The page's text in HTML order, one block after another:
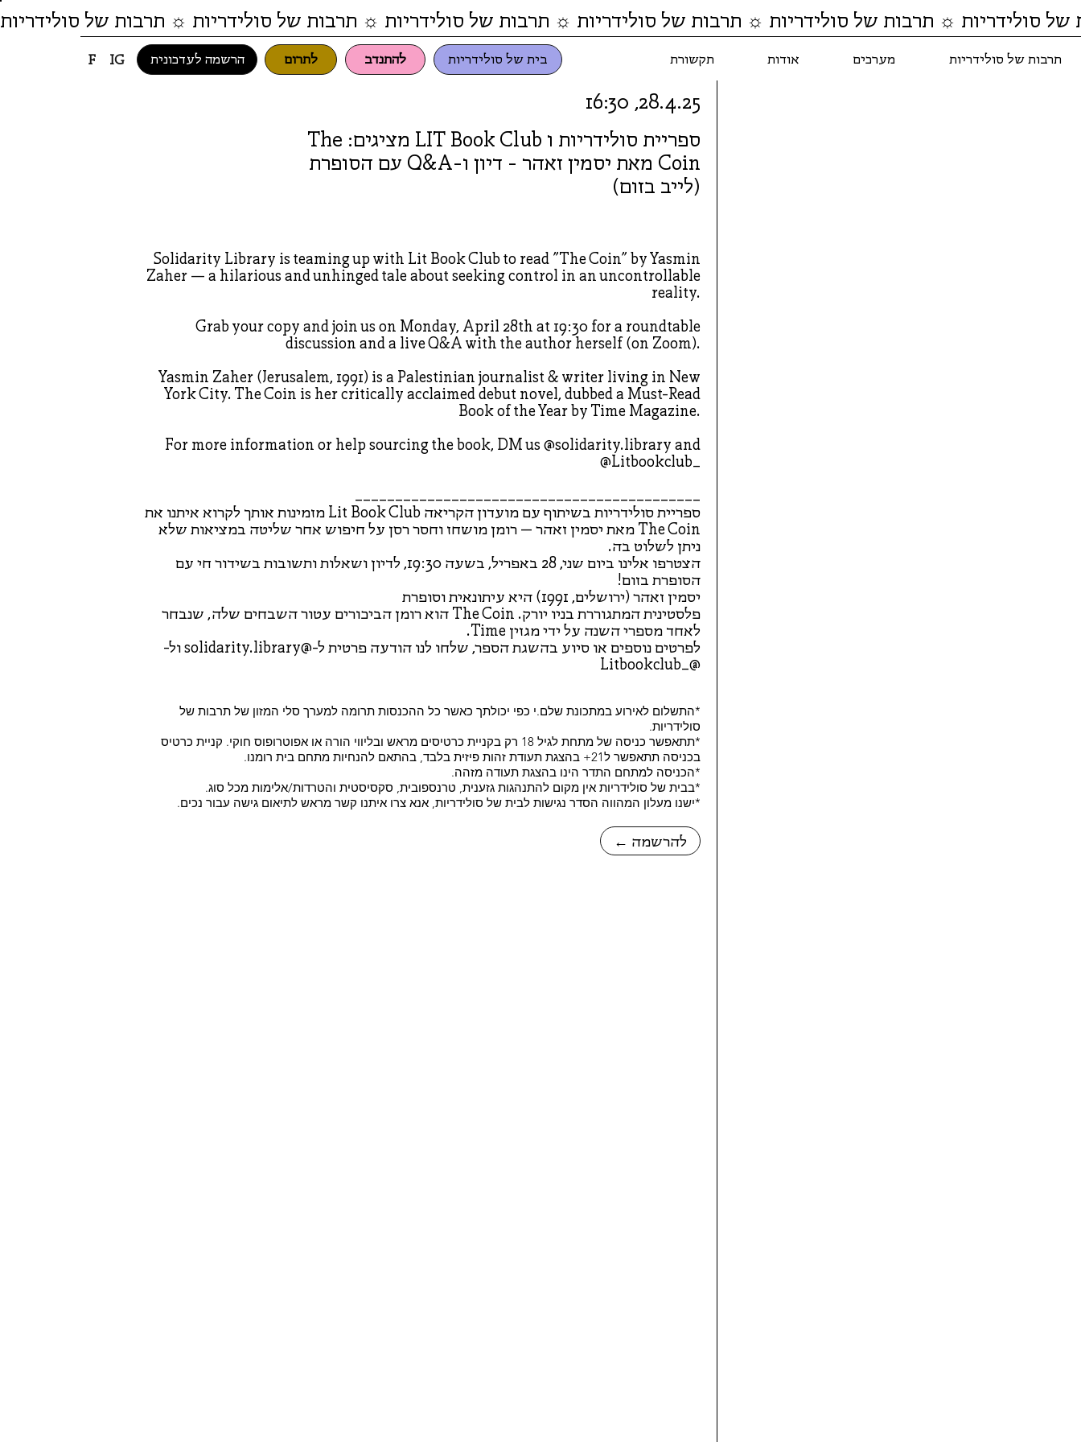
בית של סולידריות להתנדב לתרום תרבות של סולידריות מערכים אודות תקשורת F IG הרשמה לעדכונית
סולידריות ☼ תרבות של סולידריות ☼ תרבות של סולידריות ☼ תרבות של סולידריות ☼ תרבות של סולידריות ☼ תרבות של סולידריות
ספריית סולידריות ו LIT Book Club מציגים: The
Coin מאת יסמין זאהר - דיון ו-Q&A עם הסופרת
(לייב בזום)
← להרשמה
28.4.25, 16:30
Solidarity Library is teaming up with Lit Book Club to read "The Coin" by Yasmin
Zaher — a hilarious and unhinged tale about seeking control in an uncontrollable
reality.
Grab your copy and join us on Monday, April 28th at 19:30 for a roundtable
discussion and a live Q&A with the author herself (on Zoom).
Yasmin Zaher (Jerusalem, 1991) is a Palestinian journalist & writer living in New
York City. The Coin is her critically acclaimed debut novel, dubbed a Must-Read
Book of the Year by Time Magazine.
For more information or help sourcing the book, DM us @solidarity.library and
@Litbookclub_
___________________________________________
ספריית סולידריות בשיתוף עם מועדון הקריאה Lit Book Club מזמינות אותך לקרוא איתנו את
The Coin מאת יסמין זאהר – רומן מושחז וחסר רסן על חיפוש אחר שליטה במציאות שלא
ניתן לשלוט בה.
הצטרפו אלינו ביום שני, 28 באפריל, בשעה 19:30, לדיון ושאלות ותשובות בשידור חי עם
הסופרת בזום!
יסמין זאהר (ירושלים, 1991) היא עיתונאית וסופרת
פלסטינית המתגוררת בניו יורק. The Coin הוא רומן הביכורים עטור השבחים שלה, שנבחר
לאחד מספרי השנה על ידי מגזין Time.
לפרטים נוספים או סיוע בהשגת הספר, שלחו לנו הודעה פרטית ל-@solidarity.library ול-
@_Litbookclub
*התשלום לאירוע במתכונת שלם.י כפי יכולתך כאשר כל ההכנסות תרומה למערך סלי המזון של תרבות של
סולידריות.
*תתאפשר כניסה של מתחת לגיל 18 רק בקניית כרטיסים מראש ובליווי הורה או אפוטרופוס חוקי. קניית כרטיס
בכניסה תתאפשר ל21+ בהצגת תעודת זהות פיזית בלבד, בהתאם להנחיות מתחם בית רומנו.
*הכניסה למתחם התדר הינו בהצגת תעודה מזהה.
*בבית של סולידריות אין מקום להתנהגות גזענית, טרנספובית, סקסיסטית והטרדות/אלימות מכל סוג.
*ישנו מעלון המהווה הסדר נגישות לבית של סולידריות, אנא צרו איתנו קשר מראש לתיאום גישה עבור נכים.